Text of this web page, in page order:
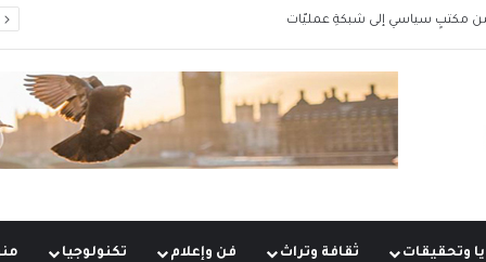
من مكتبٍ سياسي إلى شبكةِ عمليّات
وتحقيقات ثقافة وتراث فن وإعلام تكنولوجيا